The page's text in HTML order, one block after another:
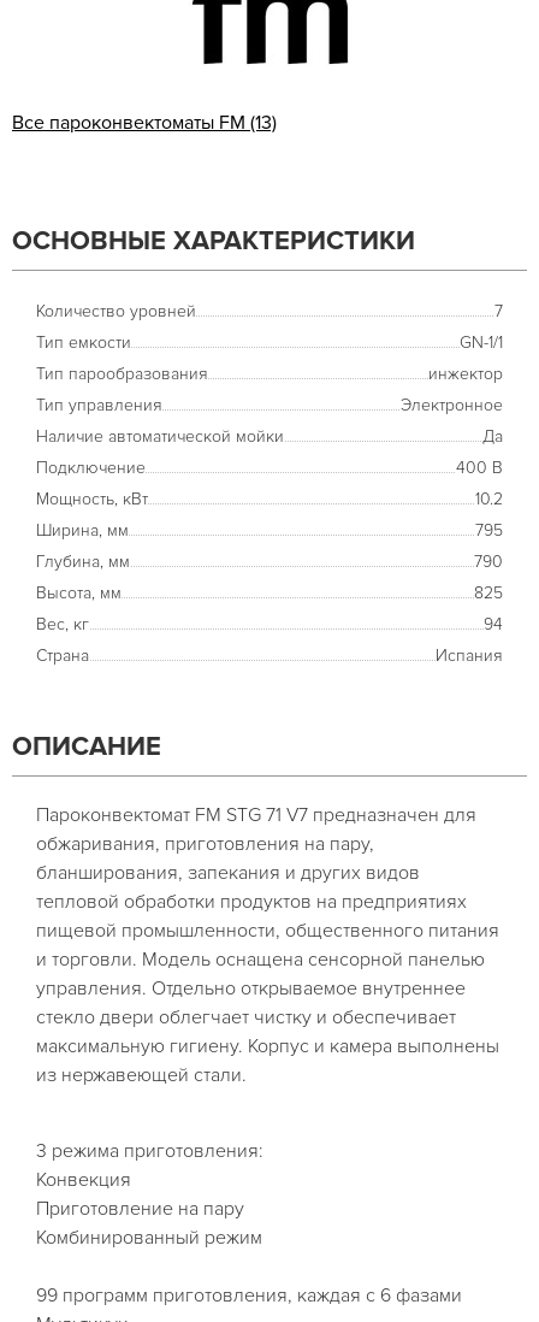
Все пароконвектоматы FM (13)
ОСНОВНЫЕ ХАРАКТЕРИСТИКИ
Количество уровней
7
Тип емкости
GN-1/1
Тип парообразования
инжектор
Тип управления
Электронное
Наличие автоматической мойки
Да
Подключение
400 В
Мощность, кВт
10.2
Ширина, мм
795
Глубина, мм
790
Высота, мм
825
Вес, кг
94
Страна
Испания
ОПИСАНИЕ
Пароконвектомат FM STG 71 V7 предназначен для
обжаривания, приготовления на пару,
бланширования, запекания и других видов
тепловой обработки продуктов на предприятиях
пищевой промышленности, общественного питания
и торговли. Модель оснащена сенсорной панелью
управления. Отдельно открываемое внутреннее
стекло двери облегчает чистку и обеспечивает
максимальную гигиену. Корпус и камера выполнены
из нержавеющей стали.
3 режима приготовления:
Конвекция
Приготовление на пару
Комбинированный режим
99 программ приготовления, каждая с 6 фазами